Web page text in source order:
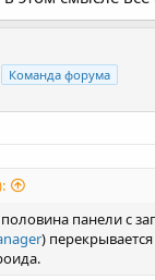
Команда форума
панели с
)